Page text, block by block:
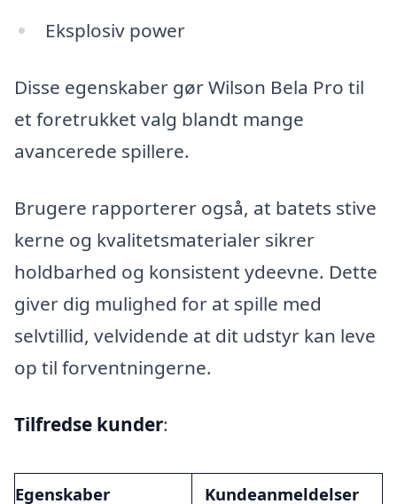
Eksplosiv power
Disse egenskaber gør Wilson Bela Pro til
et foretrukket valg blandt mange
avancerede spillere.
Brugere rapporterer også, at batets stive
kerne og kvalitetsmaterialer sikrer
holdbarhed og konsistent ydeevne. Dette
giver dig mulighed for at spille med
selvtillid, velvidende at dit udstyr kan leve
op til forventningerne.
Tilfredse kunder:
Egenskaber Kundeanmeldelser